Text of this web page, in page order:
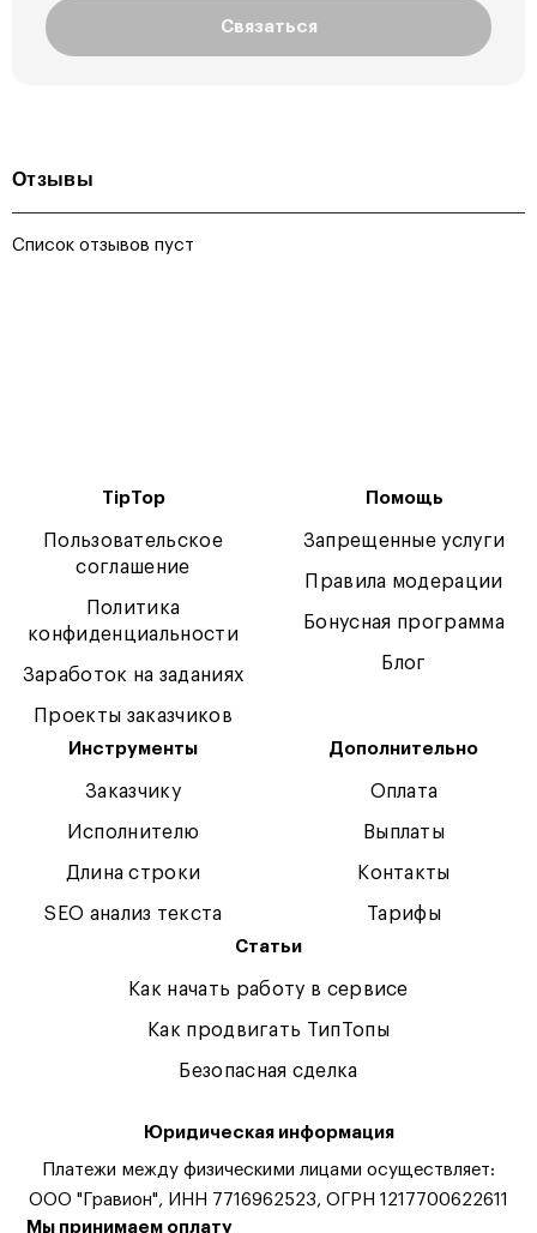
Связаться
Отзывы
Список отзывов пуст
TipTop
Пользовательское
соглашение
Политика
конфиденциальности
Заработок на заданиях
Проекты заказчиков
Помощь
Запрещенные услуги
Правила модерации
Бонусная программа
Блог
Инструменты
Заказчику
Исполнителю
Длина строки
SEO анализ текста
Дополнительно
Оплата
Выплаты
Контакты
Тарифы
Статьи
Как начать работу в сервисе
Как продвигать ТипТопы
Безопасная сделка
Юридическая информация
Платежи между физическими лицами осуществляет:
ООО "Гравион", ИНН 7716962523, ОГРН 1217700622611
Мы принимаем оплату